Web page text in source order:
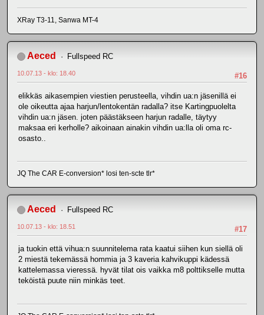
XRay T3-11, Sanwa MT-4
Aeced Fullspeed RC
#16
10.07.13 - klo: 18.40
elikkäs aikasempien viestien perusteella, vihdin ua:n jäsenillä ei
ole oikeutta ajaa harjun/lentokentän radalla? itse Kartingpuolelta
vihdin ua:n jäsen. joten päästäkseen harjun radalle, täytyy
maksaa eri kerholle? aikoinaan ainakin vihdin ua:lla oli oma rc-
osasto..
JQ The CAR E-conversion* losi ten-scte tlr*
Aeced Fullspeed RC
#17
10.07.13 - klo: 18.51
ja tuokin että vihua:n suunnitelema rata kaatui siihen kun siellä oli
2 miestä tekemässä hommia ja 3 kaveria kahvikuppi kädessä
kattelemassa vieressä. hyvät tilat ois vaikka m8 polttikselle mutta
teköistä puute niin minkäs teet.